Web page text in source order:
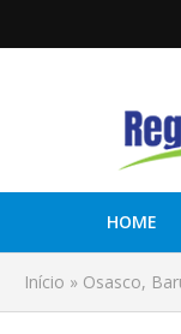
HOME
Início » Osasco,